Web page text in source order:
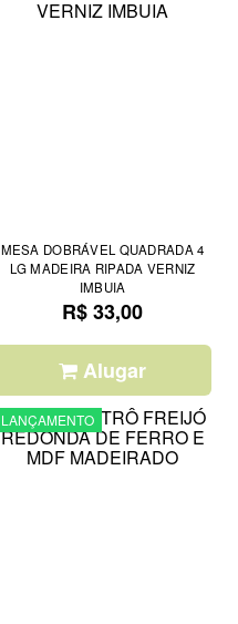
MESA DOBRÁVEL QUADRADA 4
LG MADEIRA RIPADA VERNIZ
IMBUIA
R$ 33,00
Alugar
LANÇAMENTO